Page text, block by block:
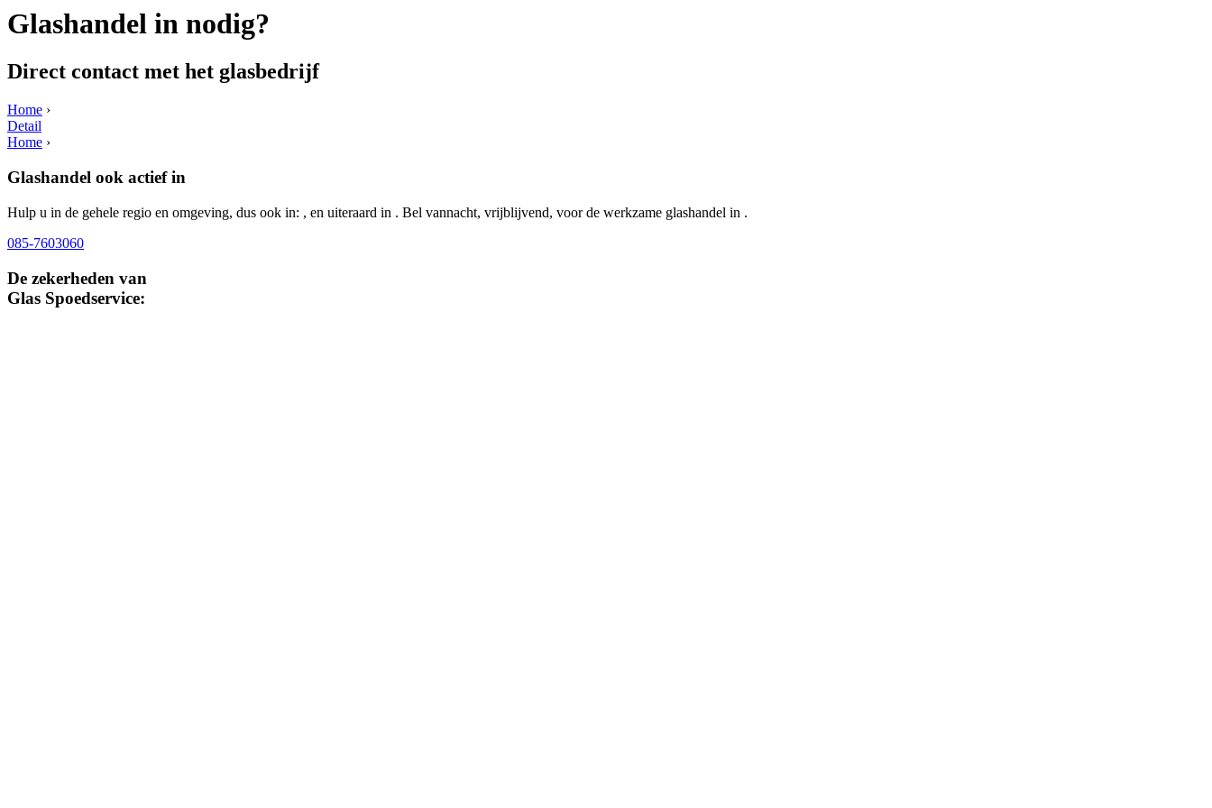
Glashandel in nodig?
Direct contact met het glasbedrijf
Home ›
Detail
Home ›
Glashandel ook actief in
Hulp u in de gehele regio en omgeving, dus ook in: , en uiteraard in . Bel vannacht, vrijblijvend, voor de werkzame glashandel in .
085-7603060
De zekerheden van
Glas Spoedservice: